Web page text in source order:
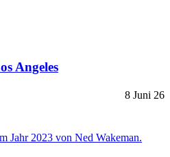
Angeles
8 Juni 26